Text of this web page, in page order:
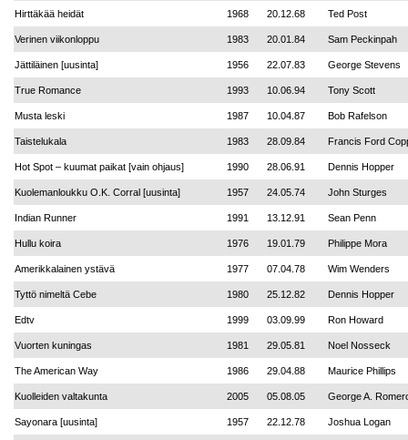
Hirttäkää heidät 1968 20.12.68 Ted Post
Verinen viikonloppu 1983 20.01.84 Sam Peckinpah
Jättiläinen [uusinta] 1956 22.07.83 George Stevens
True Romance 1993 10.06.94 Tony Scott
Musta leski 1987 10.04.87 Bob Rafelson
Taistelukala 1983 28.09.84 Francis Ford
Hot Spot – kuumat paikat [vain ohjaus] 1990 28.06.91 Dennis Hopper
Kuolemanloukku O.K. Corral [uusinta] 1957 24.05.74 John Sturges
Indian Runner 1991 13.12.91 Sean Penn
Hullu koira 1976 19.01.79 Philippe Mora
Amerikkalainen ystävä 1977 07.04.78 Wim Wenders
Tyttö nimeltä Cebe 1980 25.12.82 Dennis Hopper
Edtv 1999 03.09.99 Ron Howard
Vuorten kuningas 1981 29.05.81 Noel Nosseck
The American Way 1986 29.04.88 Maurice Phillips
Kuolleiden valtakunta 2005 05.08.05 George A.
Sayonara [uusinta] 1957 22.12.78 Joshua Logan